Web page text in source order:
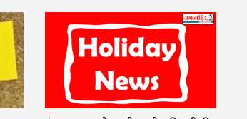
ब्याज दरों में बदलाव
MP Weather Update: 46 जिलों में
मेघगर्जन-बिजली और बारिश का अलर्ट, चलेगी
तेज हवा, पूरे हफ्ते जारी रहेगा वर्षा का दौर